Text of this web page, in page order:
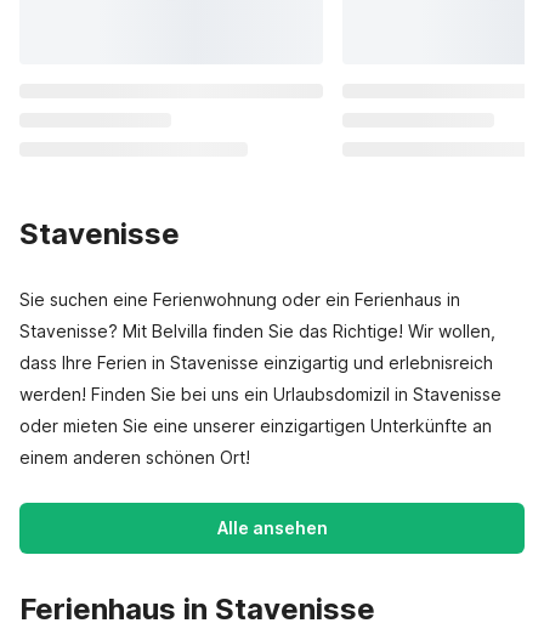
Stavenisse
Sie suchen eine Ferienwohnung oder ein Ferienhaus in
Stavenisse? Mit Belvilla finden Sie das Richtige! Wir wollen,
dass Ihre Ferien in Stavenisse einzigartig und erlebnisreich
werden! Finden Sie bei uns ein Urlaubsdomizil in Stavenisse
oder mieten Sie eine unserer einzigartigen Unterkünfte an
einem anderen schönen Ort!
Alle ansehen
Ferienhaus in Stavenisse